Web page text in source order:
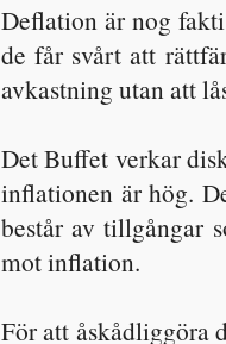
Deflation är nog
de får svårt att
avkastning utan att
Det Buffet verkar
inflationen är hög.
består av tillgångar
mot inflation.
För att åskådliggöra